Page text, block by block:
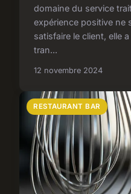
domaine du service
expérience positive ne
satisfaire le client, elle
tran...
12 novembre 2024
RESTAURANT BAR